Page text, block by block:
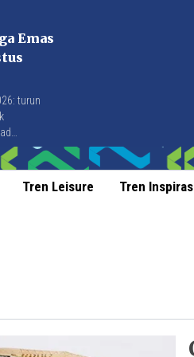
Emas
turun
April
Tren Leisure Tren